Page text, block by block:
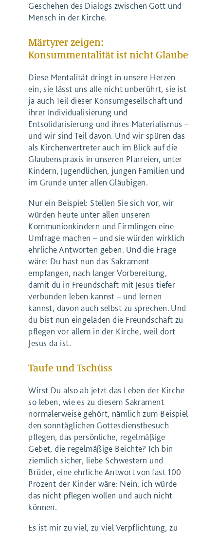
Geschehen des Dialogs zwischen Gott und
Mensch in der Kirche.
Märtyrer zeigen:
Konsummentalität ist nicht Glaube
Diese Mentalität dringt in unsere Herzen
ein, sie lässt uns alle nicht unberührt, sie ist
ja auch Teil dieser Konsumgesellschaft und
ihrer Individualisierung und
Entsolidarisierung und ihres Materialismus –
und wir sind Teil davon. Und wir spüren das
als Kirchenvertreter auch im Blick auf die
Glaubenspraxis in unseren Pfarreien, unter
Kindern, Jugendlichen, jungen Familien und
im Grunde unter allen Gläubigen.
Nur ein Beispiel: Stellen Sie sich vor, wir
würden heute unter allen unseren
Kommunionkindern und Firmlingen eine
Umfrage machen – und sie würden wirklich
ehrliche Antworten geben. Und die Frage
wäre: Du hast nun das Sakrament
empfangen, nach langer Vorbereitung,
damit du in Freundschaft mit Jesus tiefer
verbunden leben kannst – und lernen
kannst, davon auch selbst zu sprechen. Und
du bist nun eingeladen die Freundschaft zu
pflegen vor allem in der Kirche, weil dort
Jesus da ist.
Taufe und Tschüss
Wirst Du also ab jetzt das Leben der Kirche
so leben, wie es zu diesem Sakrament
normalerweise gehört, nämlich zum Beispiel
den sonntäglichen Gottesdienstbesuch
pflegen, das persönliche, regelmäßige
Gebet, die regelmäßige Beichte? Ich bin
ziemlich sicher, liebe Schwestern und
Brüder, eine ehrliche Antwort von fast 100
Prozent der Kinder wäre: Nein, ich würde
das nicht pflegen wollen und auch nicht
können.
Es ist mir zu viel, zu viel Verpflichtung, zu